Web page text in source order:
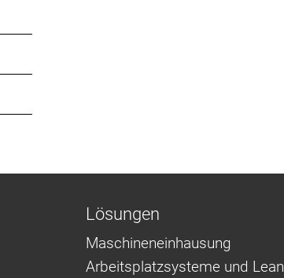
Lösungen
Maschineneinhausung
Arbeitsplatzsysteme und Lean